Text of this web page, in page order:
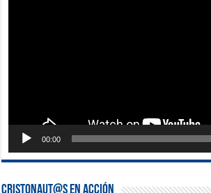
00:00
Cristonaut@s en Acción